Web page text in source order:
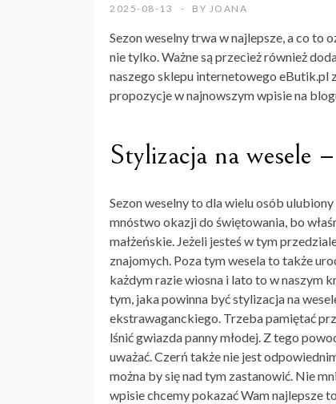
2025-08-13 BY JOANA
Sezon weselny trwa w najlepsze, a co to
nie tylko. Ważne są przecież również
naszego sklepu internetowego eButik.pl
propozycje w najnowszym wpisie na
Stylizacja na wesele
Sezon weselny to dla wielu osób
mnóstwo okazji do świętowania, bo
małżeńskie. Jeżeli jesteś w tym
znajomych. Poza tym wesela to także
każdym razie wiosna i lato to w naszym
tym, jaka powinna byćstylizacja na
ekstrawaganckiego. Trzeba pamiętać
lśnić gwiazda panny młodej. Z tego
uważać. Czerń także nie jest
można by się nad tym zastanowić. Nie
wpisie chcemy pokazać Wam najlepsze